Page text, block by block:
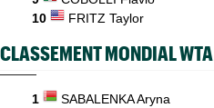
10
FRITZ Taylor
CLASSEMENT MONDIAL WTA
1 SABALENKA Aryna